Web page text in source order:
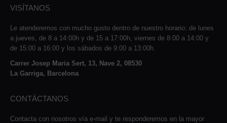
VISÍTANOS
Le atenderemos con mucho gusto dentro de nuestro horario: de lunes
a jueves, de 8 a 14:00h y de 15 a 17:00h, viernes de 8:00 a 14:00 y
de 15:00 a 16:00 y los sábados de 9:00 a 13:00h.
Carrer Josep Maria Sert, 13, Nave 2, 08530
La Garriga, Barcelona
CONTÁCTANOS
Contacta con nosotros vía e-mail y te responderemos en la mayor